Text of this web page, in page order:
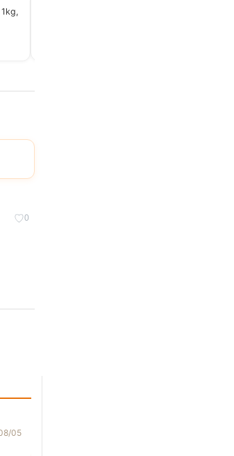
♡0
05